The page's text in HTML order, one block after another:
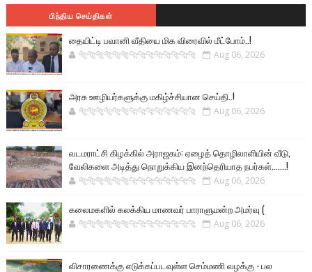
பிந்திய செய்திகள்
தையிட்டி பவானி வீதியை மிக விரைவில் மீட்போம்..!
🐅🐅🐅🐅🐅🐅🐆🐆🐆🐆🐆🐆🐆🐆 Aug 06, 2026
அரசு ஊழியர்களுக்கு மகிழ்ச்சியான செய்தி..!
🐅🐅🐅🐅🐅🐅🐆🐆🐆🐆🐆🐆🐆🐆 Aug 06, 2026
வடமராட்சி கிழக்கில் அராஜகம்: ஏழைத் தொழிலாளியின் வீடு,
வேலிகளை அடித்து நொறுக்கிய இனந்தெரியாத நபர்கள்.......!
🐅🐅🐅🐅🐅🐅🐆🐆🐆🐆🐆🐆🐆🐆 Aug 06, 2026
கலைமகளில் கலக்கிய மாணவர் பாராளுமன்ற அமர்வு (
🐅🐅🐅🐅🐅🐅🐆🐆🐆🐆🐆🐆🐆🐆 Aug 06, 2026
விசாரணைக்கு எடுக்கப்படவுள்ள செம்மணி வழக்கு - பல